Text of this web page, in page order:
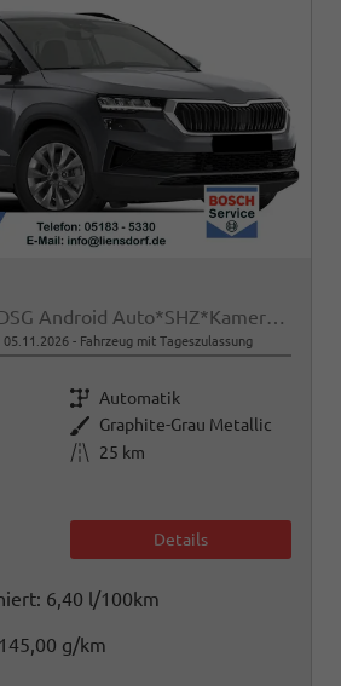
Selection 1.5 TSI DSG Android Auto*SHZ*Kamera*PDC v/h*Klimaauto*SUNSET*LED
05.11.2026 Fahrzeug mit Tageszulassung
Getriebe Automatik
Außenfarbe Graphite-Grau Metallic
Kilometerstand
25 km
Details
6,40 l/100km
145,00 g/km